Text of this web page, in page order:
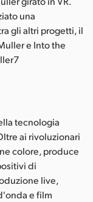
una
gli altri progetti, il
e Into the
tecnologia
ai rivoluzionari
colore, produce
di
live,
e film